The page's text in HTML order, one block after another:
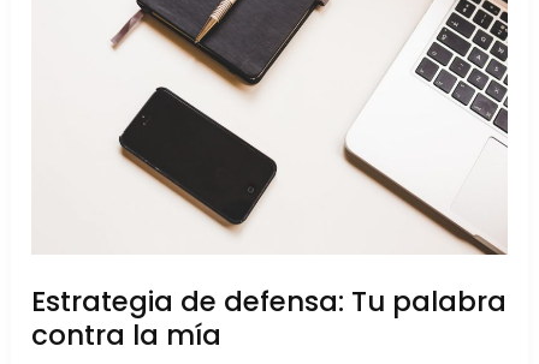
Estrategia de defensa: Tu palabra
contra la mía